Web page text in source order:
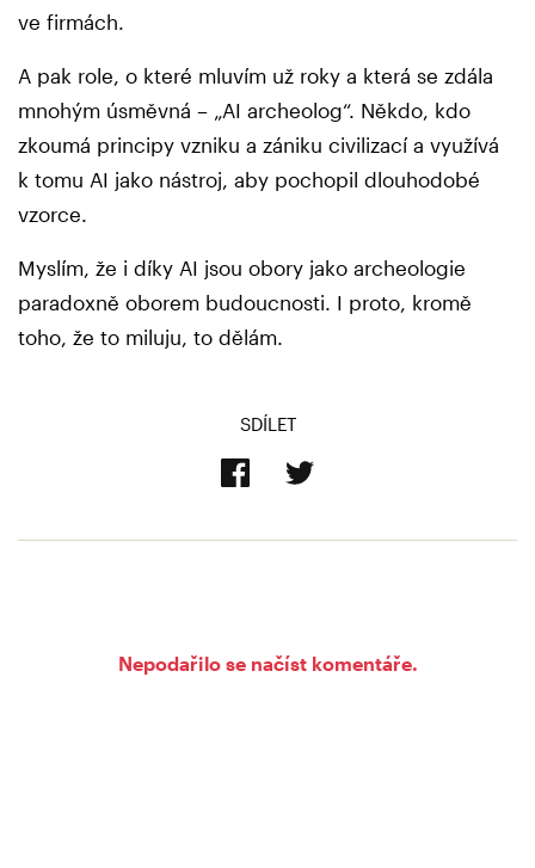
ve firmách.
A pak role, o které mluvím už roky a která se zdála
mnohým úsměvná – „AI archeolog“. Někdo, kdo
zkoumá principy vzniku a zániku civilizací a využívá
k tomu AI jako nástroj, aby pochopil dlouhodobé
vzorce.
Myslím, že i díky AI jsou obory jako archeologie
paradoxně oborem budoucnosti. I proto, kromě
toho, že to miluju, to dělám.
SDÍLET
Nepodařilo se načíst komentáře.